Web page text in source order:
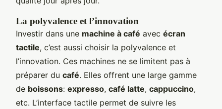
La polyvalence et l’innovation
Investir dans une machine à café avec écran
tactile, c’est aussi choisir la polyvalence et
l’innovation. Ces machines ne se limitent pas à
préparer du café. Elles offrent une large gamme
de boissons: expresso, café latte, cappuccino,
etc. L’interface tactile permet de suivre les